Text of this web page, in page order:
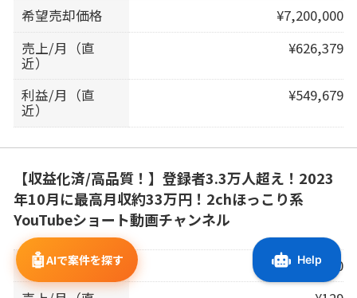
希望売却価格
¥7,200,000
売上/月（直
近）
¥626,379
利益/月（直
近）
¥549,679
【収益化済/高品質！】登録者3.3万人超え！2023
年10月に最高月収約33万円！2chほっこり系
YouTubeショート動画チャンネル
希望売却価格
¥280,000
🤖AIで案件を探す